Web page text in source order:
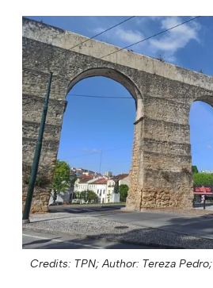
Credits: TPN; Author: Tereza Pedro;